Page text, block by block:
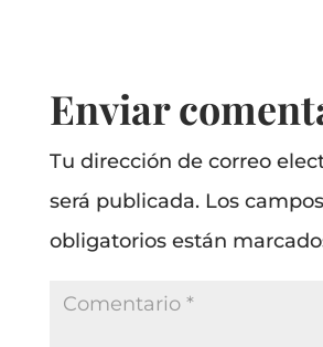
Enviar
Tu dirección de correo
será publicada. Los campos
obligatorios están